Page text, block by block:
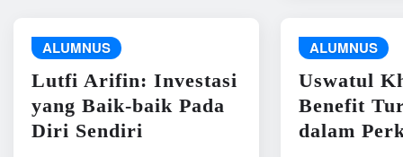
ALUMNUS
Lutfi Arifin: Investasi
yang Baik-baik Pada
Diri Sendiri
ALUMNUS
Uswatul
Benefit
dalam